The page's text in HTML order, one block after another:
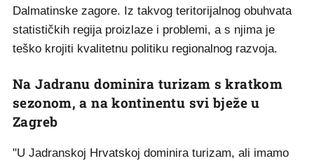
Dalmatinske zagore. Iz takvog teritorijalnog obuhvata
statističkih regija proizlaze i problemi, a s njima je
teško krojiti kvalitetnu politiku regionalnog razvoja.
Na Jadranu dominira turizam s kratkom
sezonom, a na kontinentu svi bježe u
Zagreb
"U Jadranskoj Hrvatskoj dominira turizam, ali imamo